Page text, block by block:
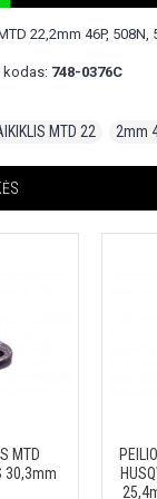
22,2mm 46P, 508N,
kodas: 748-0376C
MTD 22 2mm
MTD
30,3mm